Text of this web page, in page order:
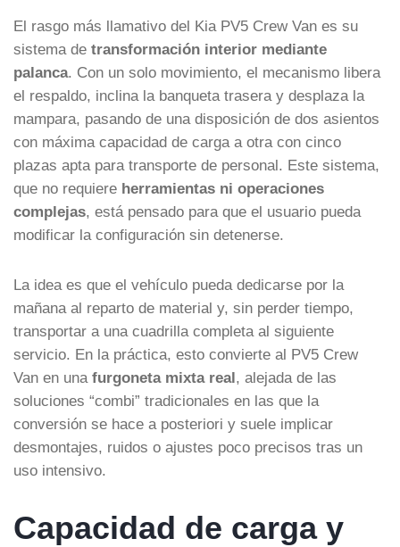
El rasgo más llamativo del Kia PV5 Crew Van es su
sistema de transformación interior mediante
palanca. Con un solo movimiento, el mecanismo libera
el respaldo, inclina la banqueta trasera y desplaza la
mampara, pasando de una disposición de dos asientos
con máxima capacidad de carga a otra con cinco
plazas apta para transporte de personal. Este sistema,
que no requiere herramientas ni operaciones
complejas, está pensado para que el usuario pueda
modificar la configuración sin detenerse.
La idea es que el vehículo pueda dedicarse por la
mañana al reparto de material y, sin perder tiempo,
transportar a una cuadrilla completa al siguiente
servicio. En la práctica, esto convierte al PV5 Crew
Van en una furgoneta mixta real, alejada de las
soluciones “combi” tradicionales en las que la
conversión se hace a posteriori y suele implicar
desmontajes, ruidos o ajustes poco precisos tras un
uso intensivo.
Capacidad de carga y